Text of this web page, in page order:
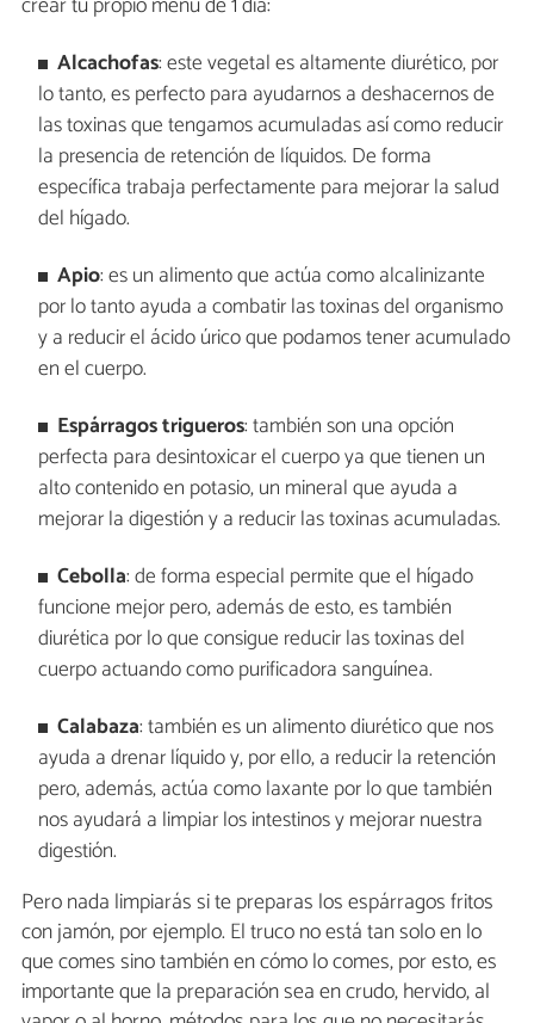
Alcachofas: este vegetal es altamente diurético, por
lo tanto, es perfecto para ayudarnos a deshacernos de
las toxinas que tengamos acumuladas así como reducir
la presencia de retención de líquidos. De forma
específica trabaja perfectamente para mejorar la salud
del hígado.
Apio: es un alimento que actúa como alcalinizante
por lo tanto ayuda a combatir las toxinas del organismo
y a reducir el ácido úrico que podamos tener acumulado
en el cuerpo.
Espárragos trigueros: también son una opción
perfecta para desintoxicar el cuerpo ya que tienen un
alto contenido en potasio, un mineral que ayuda a
mejorar la digestión y a reducir las toxinas acumuladas.
Cebolla: de forma especial permite que el hígado
funcione mejor pero, además de esto, es también
diurética por lo que consigue reducir las toxinas del
cuerpo actuando como purificadora sanguínea.
Calabaza: también es un alimento diurético que nos
ayuda a drenar líquido y, por ello, a reducir la retención
pero, además, actúa como laxante por lo que también
nos ayudará a limpiar los intestinos y mejorar nuestra
digestión.
Pero nada limpiarás si te preparas los espárragos fritos
con jamón, por ejemplo. El truco no está tan solo en lo
que comes sino también en cómo lo comes, por esto, es
importante que la preparación sea en crudo, hervido, al